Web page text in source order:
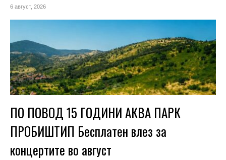
6 август, 2026
ПО ПОВОД 15 ГОДИНИ АКВА ПАРК
ПРОБИШТИП Бесплатен влез за
концертите во август